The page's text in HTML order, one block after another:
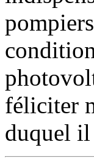
féliciter
duquel